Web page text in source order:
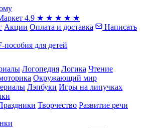
4.9 ★ ★ ★ ★ ★
Акции Оплата и доставка
Написать
Логопедия Логика Чтение
Окружающий мир
Лэпбуки Игры на липучках
Творчество Развитие речи